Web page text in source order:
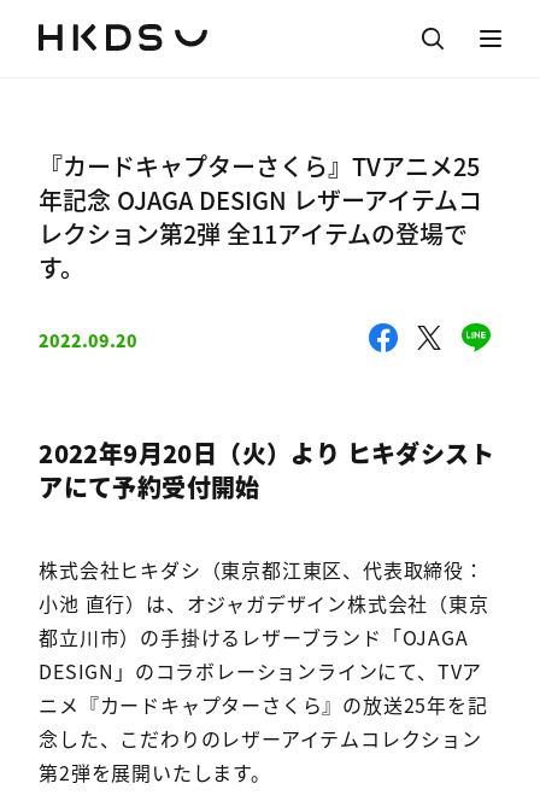
『カードキャプターさくら』TVアニメ25
年記念 OJAGA DESIGN レザーアイテムコ
レクション第2弾 全11アイテムの登場で
す。
2022.09.20
2022年9月20日（火）より ヒキダシスト
アにて予約受付開始
株式会社ヒキダシ（東京都江東区、代表取締役：
小池 直行）は、オジャガデザイン株式会社（東京
都立川市）の手掛けるレザーブランド「OJAGA
DESIGN」のコラボレーションラインにて、TVア
ニメ『カードキャプターさくら』の放送25年を記
念した、こだわりのレザーアイテムコレクション
第2弾を展開いたします。